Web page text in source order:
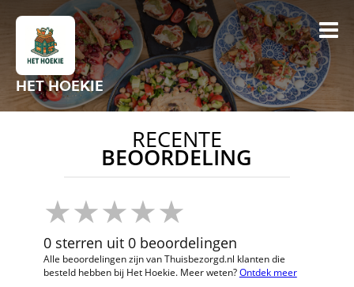
HET HOEKIE
RECENTE
BEOORDELING
0 sterren uit 0 beoordelingen
Alle beoordelingen zijn van Thuisbezorgd.nl klanten die
besteld hebben bij Het Hoekie. Meer weten?Ontdek meer